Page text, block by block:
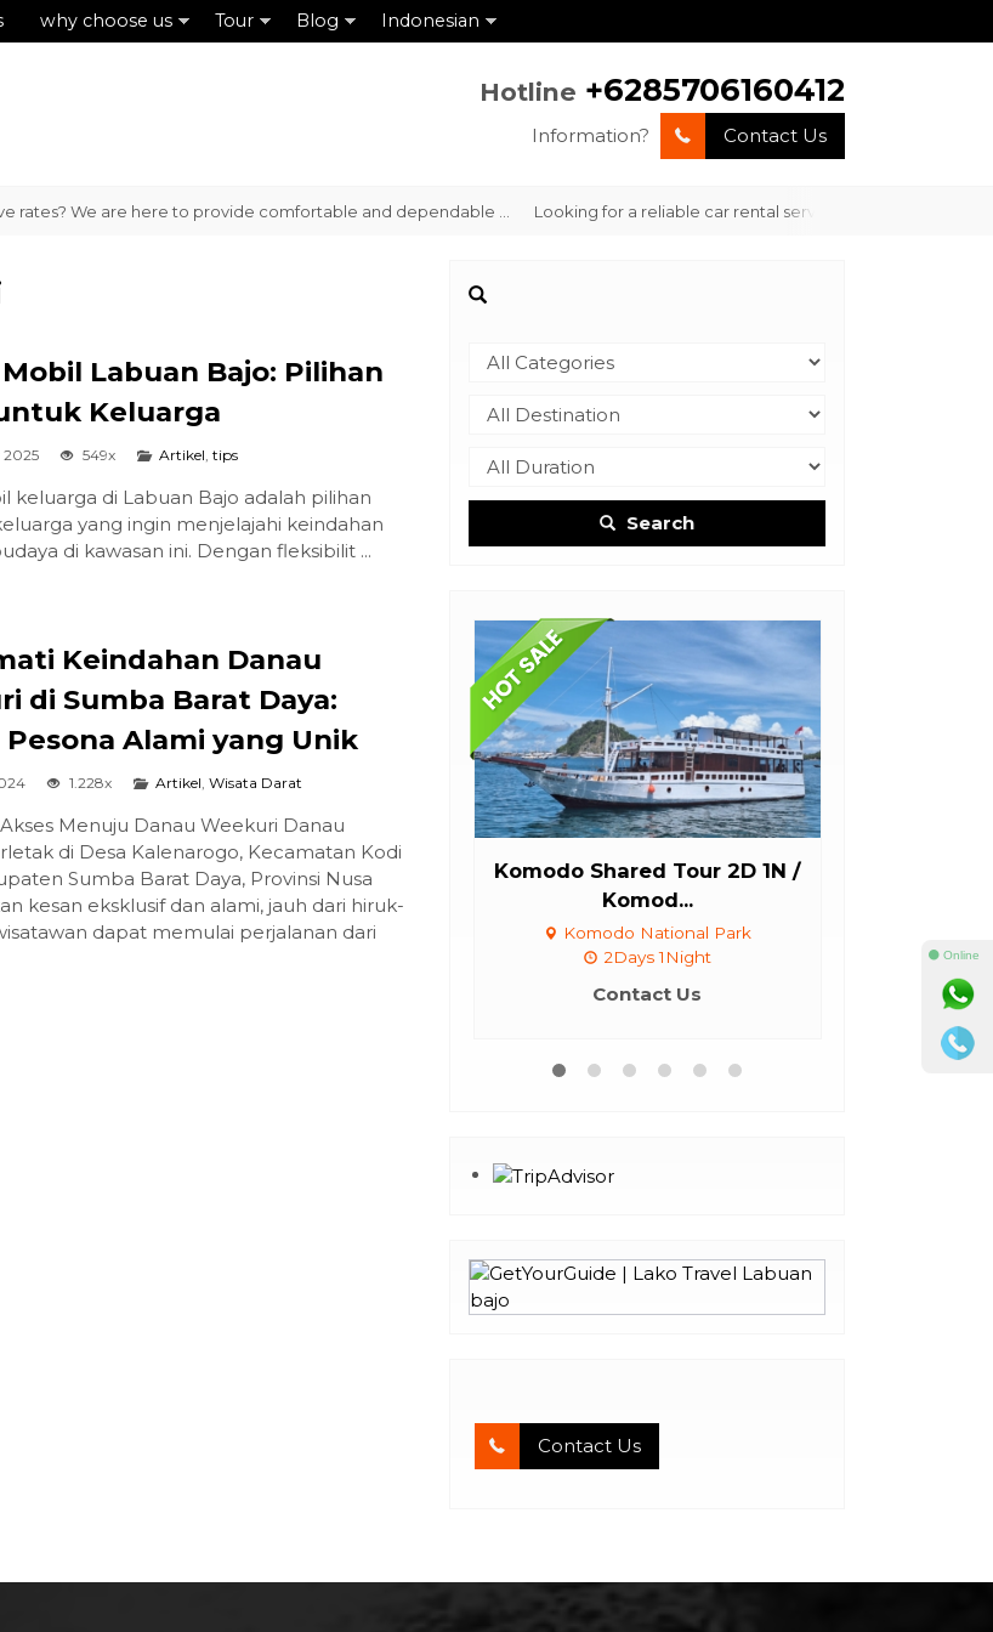
why choose us Tour Blog Indonesian
Hotline +6285706160412
Information? Contact Us
We are here to provide comfortable and dependable ... Looking for a reliable car rental service in Labuan Bajo
Labuan Bajo: Pilihan
Keluarga
2025 549x Artikel, tips
keluarga di Labuan Bajo adalah pilihan
yang ingin menjelajahi keindahan
di kawasan ini. Dengan fleksibilit ...
Keindahan Danau
di Sumba Barat Daya:
Alami yang Unik
1.228x Artikel, Wisata Darat
Menuju Danau Weekuri Danau
di Desa Kalenarogo, Kecamatan Kodi
Sumba Barat Daya, Provinsi Nusa
kesan eksklusif dan alami, jauh dari hiruk-
dapat memulai perjalanan dari
Search
Komodo Shared Tour 2D 1N /
Komod...
Komodo National Park
2Days 1Night
Contact Us
Contact Us
⚫ Online